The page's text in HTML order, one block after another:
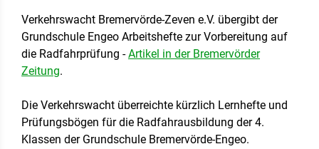
Verkehrswacht Bremervörde-Zeven e.V. übergibt der
Grundschule Engeo Arbeitshefte zur Vorbereitung auf
die Radfahrprüfung -Artikel in der Bremervörder
Zeitung.
Die Verkehrswacht überreichte kürzlich Lernhefte und
Prüfungsbögen für die Radfahrausbildung der 4.
Klassen der Grundschule Bremervörde-Engeo.